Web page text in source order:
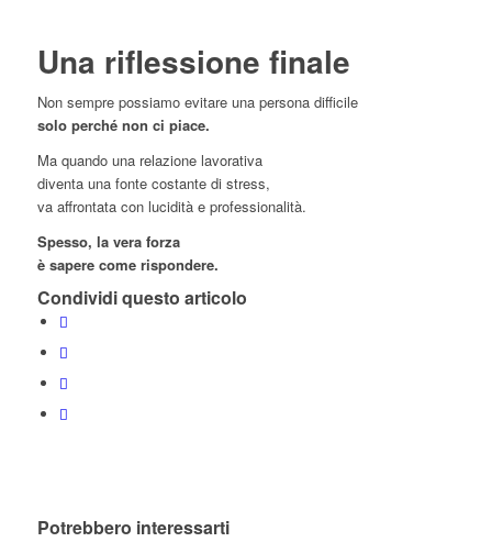
Una riflessione finale
Non sempre possiamo evitare una persona difficile
solo perché non ci piace.
Ma quando una relazione lavorativa
diventa una fonte costante di stress,
va affrontata con lucidità e professionalità.
Spesso, la vera forza
è sapere come rispondere.
Condividi questo articolo
Potrebbero interessarti